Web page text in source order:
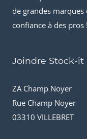
de grandes
confiance à des pros !
Joindre Stock-it
ZA Champ Noyer
Rue Champ Noyer
03310 VILLEBRET